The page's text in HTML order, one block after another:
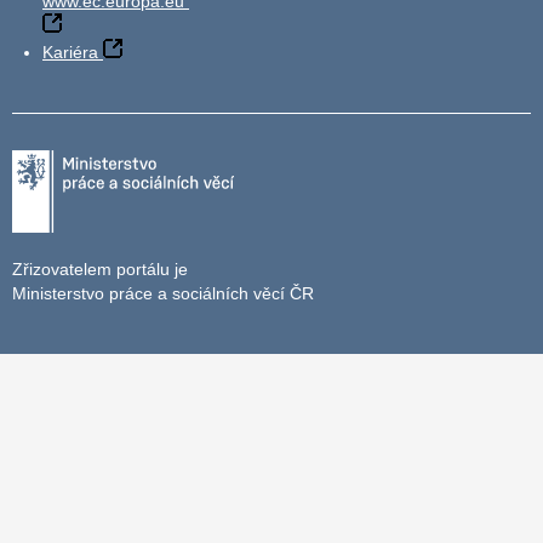
Kariéra
Zřizovatelem portálu je
Ministerstvo práce a sociálních věcí ČR